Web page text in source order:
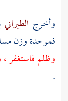
وأخرج الطبراني
فموحدة وزن
وظلم فاستغفر
.